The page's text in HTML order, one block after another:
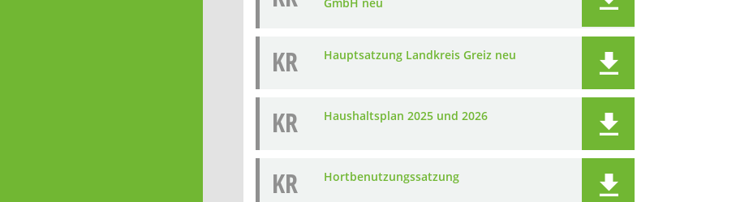
KR Hauptsatzung Landkreis Greiz neu
KR Haushaltsplan 2025 und 2026
KR Hortbenutzungssatzung